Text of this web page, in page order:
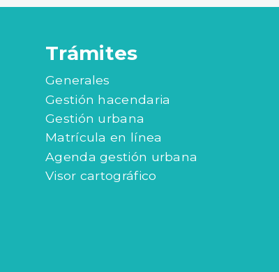
Trámites
Generales
Gestión hacendaria
Gestión urbana
Matrícula en línea
Agenda gestión urbana